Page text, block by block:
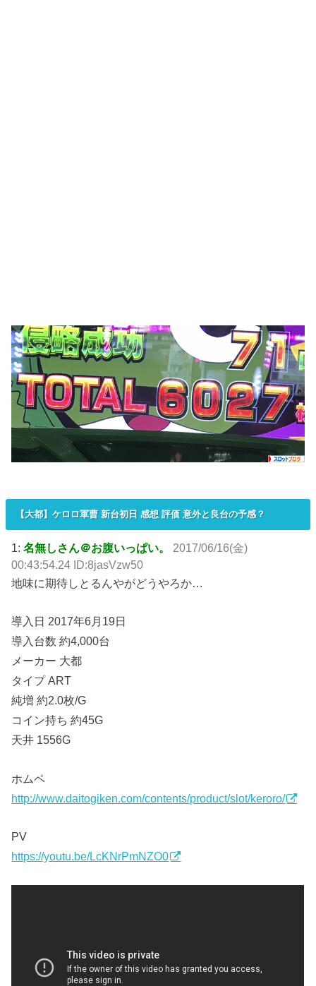
【大都】ケロロ軍曹 新台初日 感想 評価 意外と良台の予感？
1:名無しさん＠お腹いっぱい。
2017/06/16(金)
00:43:54.24 ID:8jasVzw50
地味に期待しとるんやがどうやろか…
導入日 2017年6月19日
導入台数 約4,000台
メーカー 大都
タイプ ART
純増 約2.0枚/G
コイン持ち 約45G
天井 1556G
ホムペ
http://www.daitogiken.com/contents/product/slot/keroro/
PV
https://youtu.be/LcKNrPmNZO0